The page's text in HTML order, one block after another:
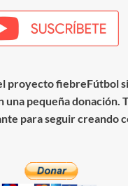
proyecto fiebreFútbol
una pequeña donación.
para seguir creando